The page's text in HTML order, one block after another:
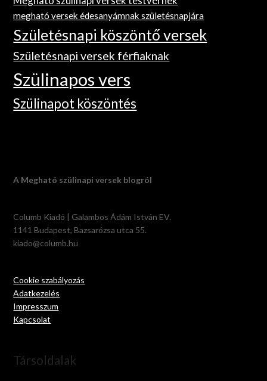
megható versek édesanyámnak születésnapjára
Születésnapi köszöntő versek
Születésnapi versek férfiaknak
Szülinapos vers
Szülinapot köszöntés
A Megható szülinapi versek blogról
Columb Kiadó | Galambos Ádám István EV.
1141 Budapest, Bazsarózsa utca 55.
kiado@columb.hu
Cookie szabályozás
Adatkezelés
Impresszum
Kapcsolat
Társoldalak